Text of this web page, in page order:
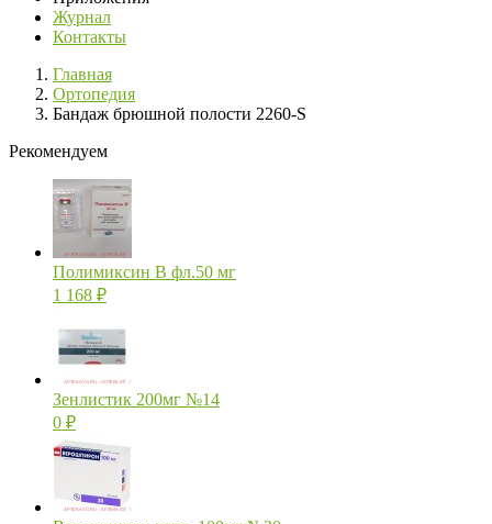
Журнал
Контакты
Главная
Ортопедия
Бандаж брюшной полости 2260-S
Рекомендуем
Полимиксин В фл.50 мг
1 168 ₽
Зенлистик 200мг №14
0 ₽